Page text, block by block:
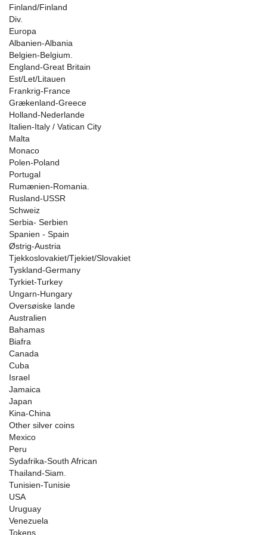
Finland/Finland
Div.
Europa
Albanien-Albania
Belgien-Belgium.
England-Great Britain
Est/Let/Litauen
Frankrig-France
Grækenland-Greece
Holland-Nederlande
Italien-Italy / Vatican City
Malta
Monaco
Polen-Poland
Portugal
Rumænien-Romania.
Rusland-USSR
Schweiz
Serbia- Serbien
Spanien - Spain
Østrig-Austria
Tjekkoslovakiet/Tjekiet/Slovakiet
Tyskland-Germany
Tyrkiet-Turkey
Ungarn-Hungary
Oversøiske lande
Australien
Bahamas
Biafra
Canada
Cuba
Israel
Jamaica
Japan
Kina-China
Other silver coins
Mexico
Peru
Sydafrika-South African
Thailand-Siam.
Tunisien-Tunisie
USA
Uruguay
Venezuela
Tokens